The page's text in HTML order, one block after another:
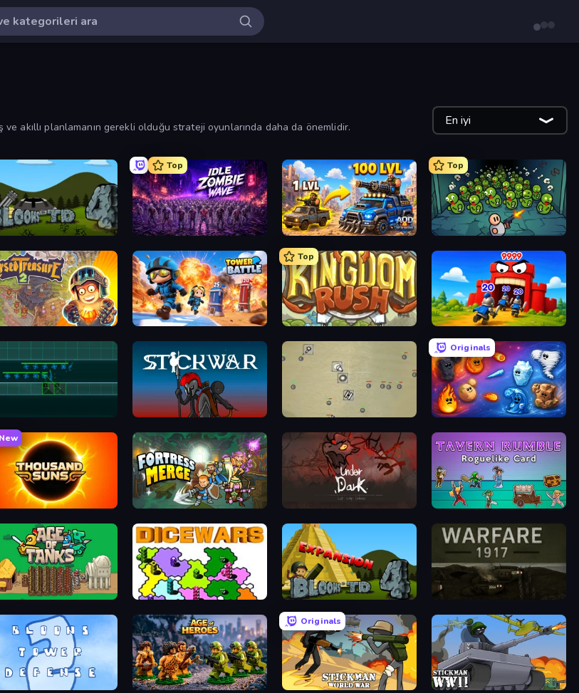
akıllı planlamanın gerekli olduğu strateji oyunlarında daha da önemlidir. En iyi
Tower Defense 4
Top
Idle Zombie Wave: Survivors AOD - Art Of Defense
Top
Base Defence
Treasure 2 Tower Battle
Top
Kingdom Rush TimeWarriors
Stick War Desktop Tower Defense
Originals
Elemental Merge
New
Suns Fortress Merge Tavern Rumble: Roguelike Card
of Tanks Warriors: TD War Dice Wars Bloons Tower Defense 4 Expansion Warfare 1917
Tower Defense 2 Age of Heroes
Originals
Stickman World War Stickman WW2